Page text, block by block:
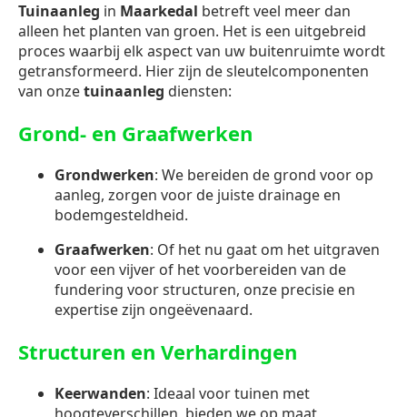
Tuinaanleg in Maarkedal betreft veel meer dan
alleen het planten van groen. Het is een uitgebreid
proces waarbij elk aspect van uw buitenruimte wordt
getransformeerd. Hier zijn de sleutelcomponenten
van onzetuinaanleg diensten:
Grond- en Graafwerken
Grondwerken: We bereiden de grond voor op
aanleg, zorgen voor de juiste drainage en
bodemgesteldheid.
Graafwerken: Of het nu gaat om het uitgraven
voor een vijver of het voorbereiden van de
fundering voor structuren, onze precisie en
expertise zijn ongeëvenaard.
Structuren en Verhardingen
Keerwanden: Ideaal voor tuinen met